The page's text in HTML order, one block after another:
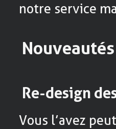
notre service
Re-design
Vous l’avez